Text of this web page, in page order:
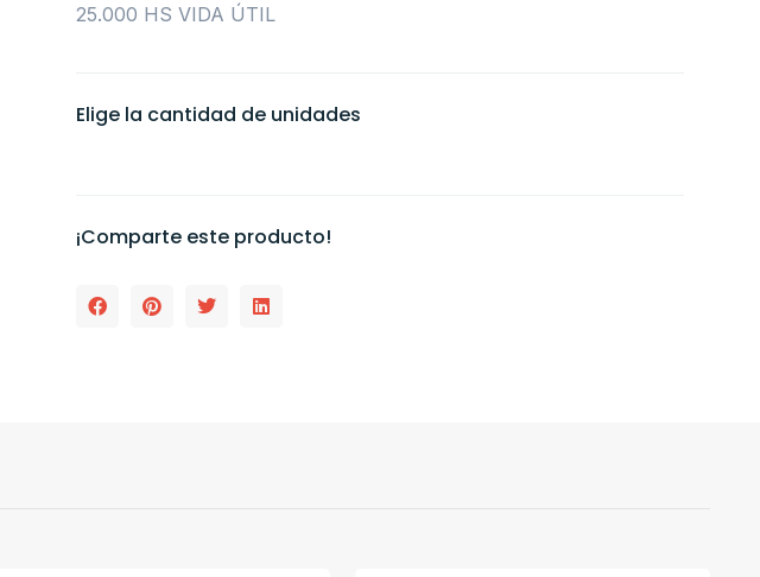
25.000 HS VIDA ÚTIL
Elige la cantidad de unidades
¡Comparte este producto!